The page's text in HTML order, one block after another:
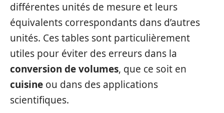
différentes unités de mesure et leurs
équivalents correspondants dans d’autres
unités. Ces tables sont particulièrement
utiles pour éviter des erreurs dans la
conversion de volumes, que ce soit en
cuisine ou dans des applications
scientifiques.